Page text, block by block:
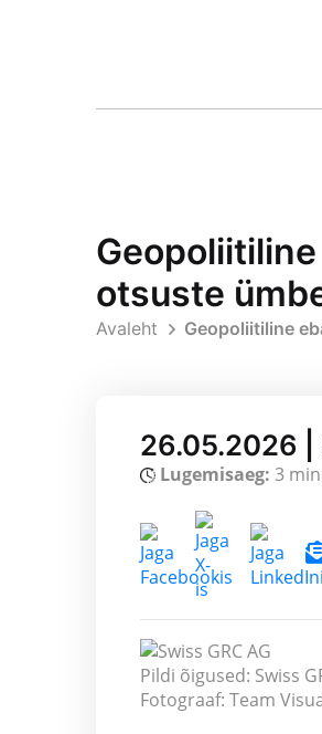
otsuste
Avaleht Geopoliitiline
26.05.2026 |
Lugemisaeg: 3
Pildi õigused: Swiss
Fotograaf: Team